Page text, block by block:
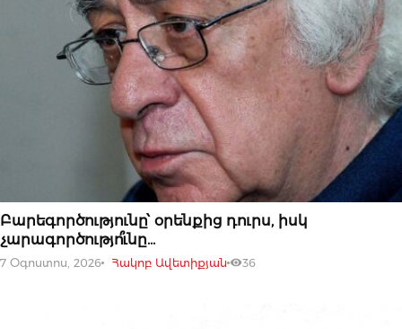
07 ՕԳՈՍՏՈՍԻ, 2026
Բարեգործությունը՝ օրենքից դուրս, իսկ
չարագործությո՞ւնը…
7 Օգոստոս, 2026 Հակոբ Ավետիքյան 36